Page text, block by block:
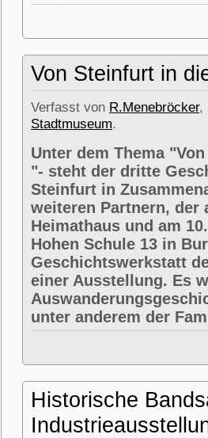
Von Steinfurt in
Verfasst von R.Menebröcker,
Stadtmuseum.
Unter dem Thema
"- steht der dritte
Steinfurt in
weiteren Partnern,
Heimathaus und am
Hohen Schule 13 in
Geschichtswerkstatt
einer Ausstellung. Es
unter anderem der
Historische